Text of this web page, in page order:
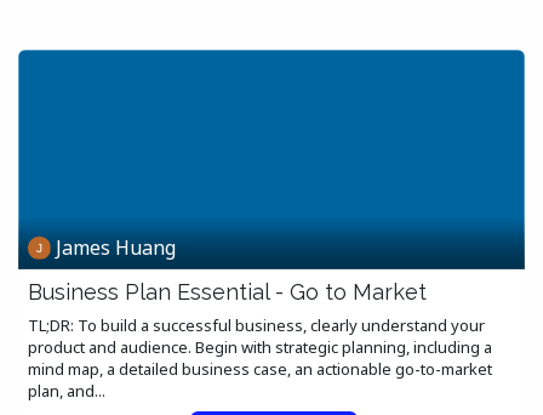
James Huang
Business Plan Essential - Go to Market
TL;DR: To build a successful business, clearly understand your
product and audience. Begin with strategic planning, including a
mind map, a detailed business case, an actionable go-to-market
plan, and...